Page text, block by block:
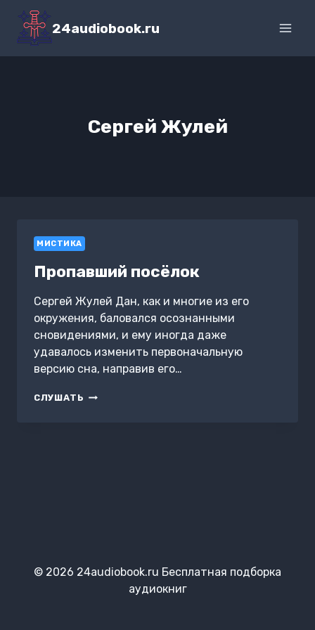
Перейти
содержимому
24audiobook.ru
Сергей Жулей
МИСТИКА
Пропавший посёлок
Сергей Жулей Дан, как и многие из его
окружения, баловался осознанными
сновидениями, и ему иногда даже
удавалось изменить первоначальную
версию сна, направив его…
СЛУШАТЬ ПРОПАВШИЙ
© 2026 24audiobook.ru Бесплатная подборка
аудиокниг